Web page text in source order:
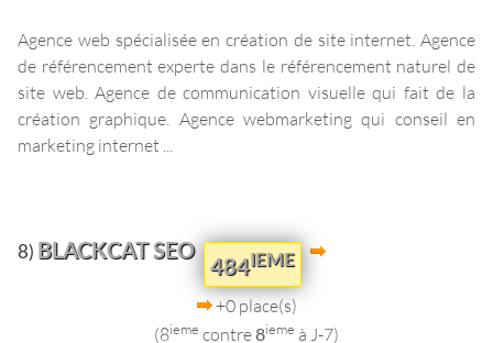
Agence web spécialisée en création de site internet. Agence
de référencement experte dans le référencement naturel de
site web. Agence de communication visuelle qui fait de la
création graphique. Agence webmarketing qui conseil en
marketing internet ...
8) BLACKCAT SEO
484IEME
+0 place(s)
(8ieme contre8ieme à J-7)